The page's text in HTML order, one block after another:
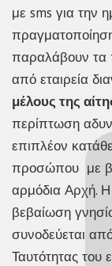
με sms για την
παραλάβουν τα
από εταιρεία
μέλους της
περίπτωση
επιπλέον
προσώπου με
αρμόδια Αρχή.
βεβαίωση
συνοδεύεται
Ταυτότητας του